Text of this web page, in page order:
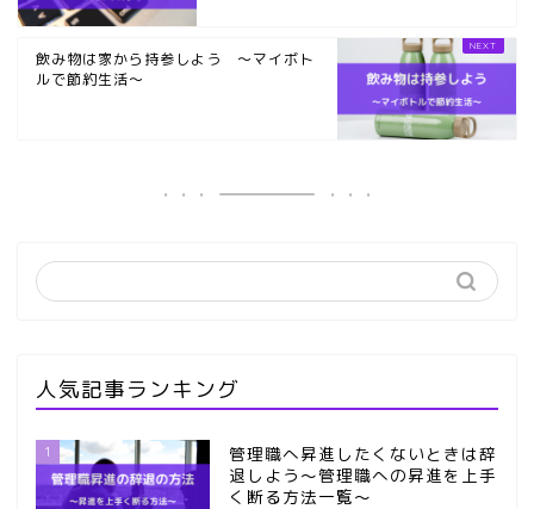
飲み物は家から持参しよう ～マイボト
ルで節約生活～
人気記事ランキング
1
管理職へ昇進したくないときは辞
退しよう～管理職への昇進を上手
く断る方法一覧～